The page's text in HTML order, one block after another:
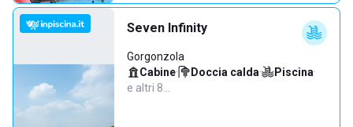
Seven Infinity
Gorgonzola
Cabine· Doccia calda· Piscina·
e altri 8…